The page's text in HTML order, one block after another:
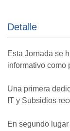
Detalle
Esta Jornada se
informativo como
Una primera
IT y Subsidios
En segundo